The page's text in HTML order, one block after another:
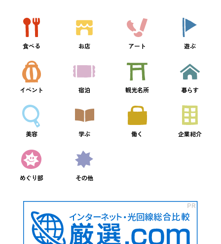
食べる お店 アート 遊ぶ
イベント 宿泊 観光名所 暮らす
美容 学ぶ 働く 企業紹介
めぐり部 その他